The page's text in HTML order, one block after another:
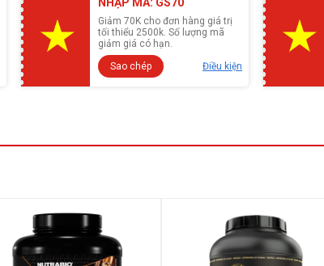
Giảm 70K cho đơn hàng giá trị
tối thiểu 2500k. Số lượng mã
giảm giá có hạn.
Sao chép
Điều kiện